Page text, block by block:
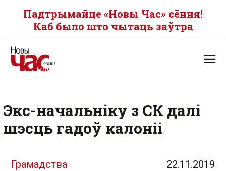
Падтрымайце «Новы Час» сёння!
Каб было што чытаць заўтра
Экс-начальніку з СК далі
шэсць гадоў калоніі
Грамадства 22.11.2019